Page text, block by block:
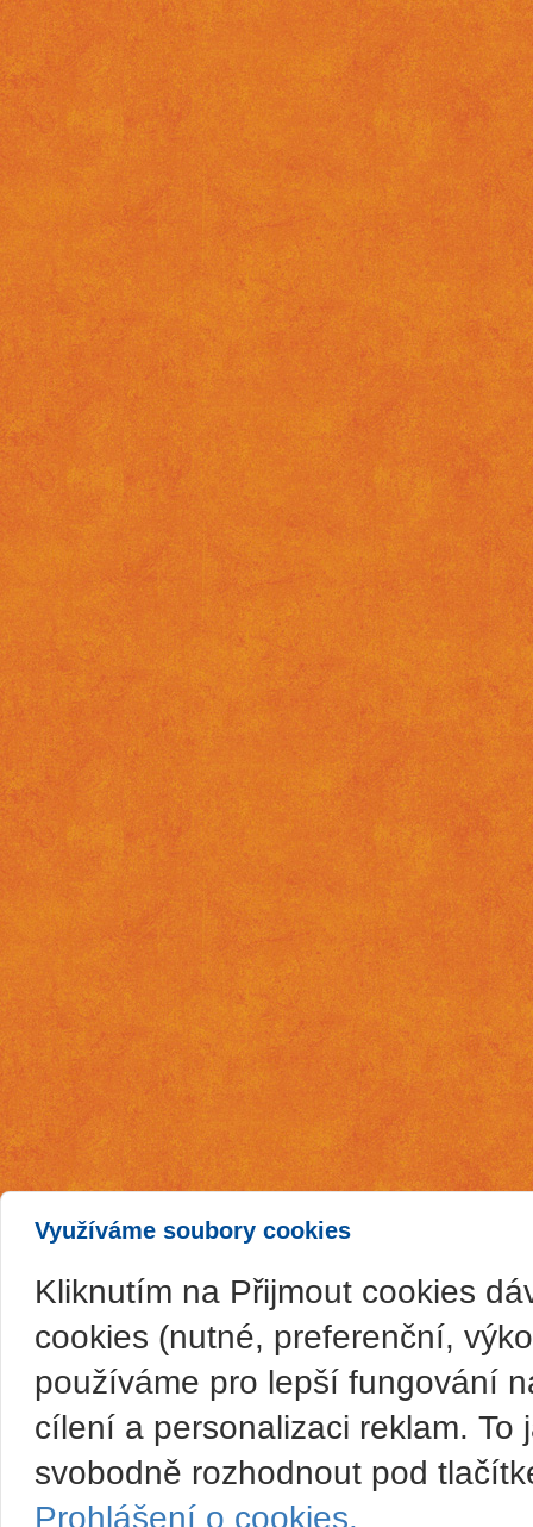
Využíváme soubory cookies
Kliknutím na Přijmout cookies
cookies (nutné, preferenční,
používáme pro lepší fungování
cílení a personalizaci reklam. To
svobodně rozhodnout pod
Prohlášení o cookies.